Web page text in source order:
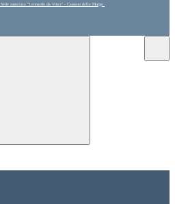
Sede associata "Leonardo da Vinci" - Cassano delle Murge